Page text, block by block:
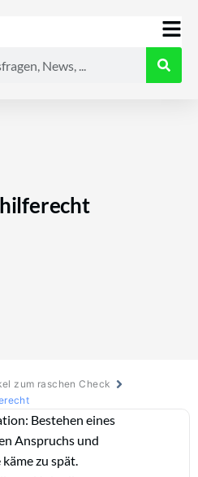
zum raschen Check
Bestehen eines
Anspruchs und
zu spät.